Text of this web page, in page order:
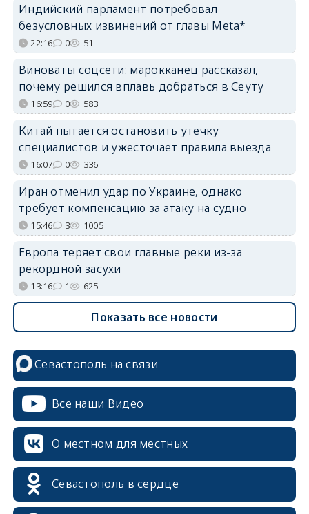
Индийский парламент потребовал
безусловных извинений от главы Meta*
22:16 0 51
Виноваты соцсети: марокканец рассказал,
почему решился вплавь добраться в Сеуту
16:59 0 583
Китай пытается остановить утечку
специалистов и ужесточает правила выезда
16:07 0 336
Иран отменил удар по Украине, однако
требует компенсацию за атаку на судно
15:46 3 1005
Европа теряет свои главные реки из-за
рекордной засухи
13:16 1 625
Показать все новости
Севастополь на связи
Все наши Видео
О местном для местных
Севастополь в сердце